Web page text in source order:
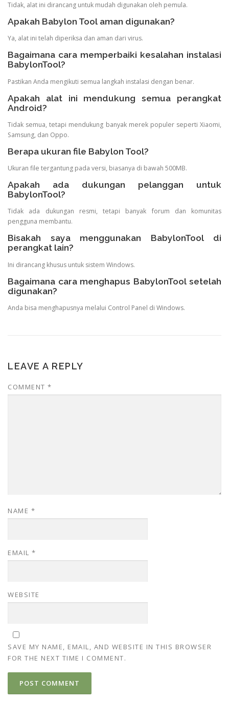
Tidak, alat ini dirancang untuk mudah digunakan oleh pemula.
Apakah Babylon Tool aman digunakan?
Ya, alat ini telah diperiksa dan aman dari virus.
Bagaimana cara memperbaiki kesalahan instalasi
BabylonTool?
Pastikan Anda mengikuti semua langkah instalasi dengan benar.
Apakah alat ini mendukung semua perangkat
Android?
Tidak semua, tetapi mendukung banyak merek populer seperti Xiaomi,
Samsung, dan Oppo.
Berapa ukuran file Babylon Tool?
Ukuran file tergantung pada versi, biasanya di bawah 500MB.
Apakah ada dukungan pelanggan untuk
BabylonTool?
Tidak ada dukungan resmi, tetapi banyak forum dan komunitas
pengguna membantu.
Bisakah saya menggunakan BabylonTool di
perangkat lain?
Ini dirancang khusus untuk sistem Windows.
Bagaimana cara menghapus BabylonTool setelah
digunakan?
Anda bisa menghapusnya melalui Control Panel di Windows.
LEAVE A REPLY
COMMENT *
NAME *
EMAIL *
WEBSITE
SAVE MY NAME, EMAIL, AND WEBSITE IN THIS BROWSER
FOR THE NEXT TIME I COMMENT.